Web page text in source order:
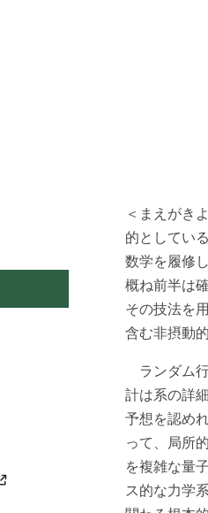
＜まえがき
的としてい
数学を履修
概ね前半は
その技法を
含む非摂動
ランダム
計は系の詳
予想を認め
って、局所
を複雑な量
ス的な力学